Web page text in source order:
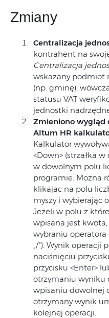
Zmiany
Centralizacja
kontrahent na
Centralizacja
wskazany podmiot
(np. gminę),
statusu VAT
jednostki
Zmieniono wygląd
Altum HR
Kalkulator
<Down> (strzałka
w dowolnym polu
programie. Można
klikając na polu
myszy i wybierając
Jeżeli w polu z
wpisana jest
wybraniu operatora
„/”). Wynik operacji
naciśnięciu
przycisku <Enter>
otrzymaniu wyniku
wpisaniu dowolnej
otrzymany wynik
kolejnej operacji.